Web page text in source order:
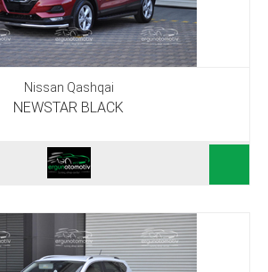
Nissan Qashqai
NEWSTAR BLACK